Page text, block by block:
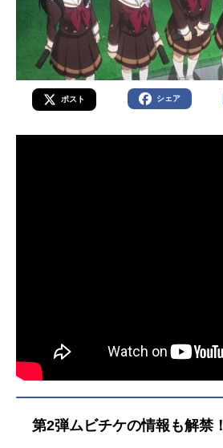
ポスト シェア
第2弾ムビチケの情報も解禁！